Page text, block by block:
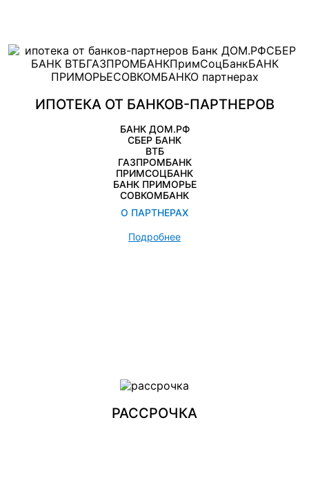
ИПОТЕКА ОТ БАНКОВ-ПАРТНЕРОВ
БАНК ДОМ.РФ
СБЕР БАНК
ВТБ
ГАЗПРОМБАНК
ПРИМСОЦБАНК
БАНК ПРИМОРЬЕ
СОВКОМБАНК
О ПАРТНЕРАХ
Подробнее
РАССРОЧКА